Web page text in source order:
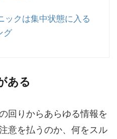
ックは集中状態に入る
グ
ある
回りからあらゆる情報を
意を払うのか、何をスル